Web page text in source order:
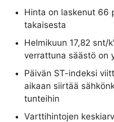
Hinta on laskenut 66
takaisesta
Helmikuun 17,82 snt/
verrattuna säästö on
Päivän ST-indeksi
aikaan siirtää
tunteihin
Varttihintojen